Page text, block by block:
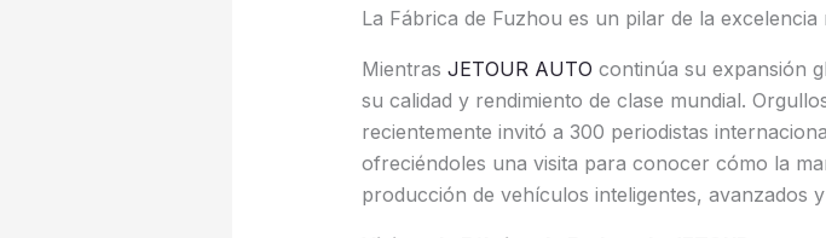
La Fábrica de Fuzhou es un pilar de la
Mientras JETOUR AUTO continúa su expansión
su calidad y rendimiento de clase mundial.
recientemente invitó a 300 periodistas
ofreciéndoles una visita para conocer cómo la
producción de vehículos inteligentes, avanzados